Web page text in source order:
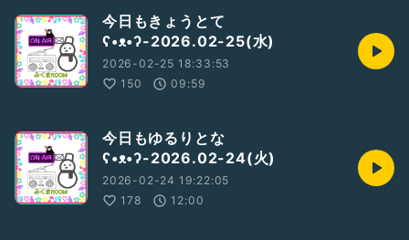
今日もきょうとて
ʕ•ᴥ•ʔ-2026.02-25(水)
2026-02-25 18:33:53
150
09:59
今日もゆるりとな
ʕ•ᴥ•ʔ-2026.02-24(火)
2026-02-24 19:22:05
178
12:00